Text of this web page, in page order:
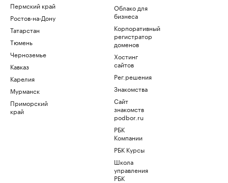
Пермский край
Ростов-на-Дону
Татарстан
Тюмень
Черноземье
Кавказ
Карелия
Мурманск
Приморский
край
Облако для
бизнеса
Корпоративный
регистратор
доменов
Хостинг
сайтов
Рег.решения
Знакомства
Сайт
знакомств
podbor.ru
РБК
Компании
РБК Курсы
Школа
управления
РБК